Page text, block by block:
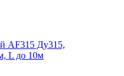
AF315 Ду315,
L до 10м